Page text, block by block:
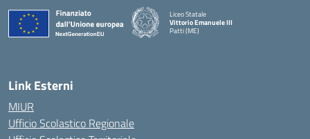
Liceo Statale
Vittorio Emanuele III
Patti (ME)
Link Esterni
MIUR
Ufficio Scolastico Regionale